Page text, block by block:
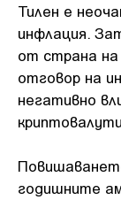
Тилен е
инфлация.
от страна
отговор на
негативно
криптовалути.
годишните